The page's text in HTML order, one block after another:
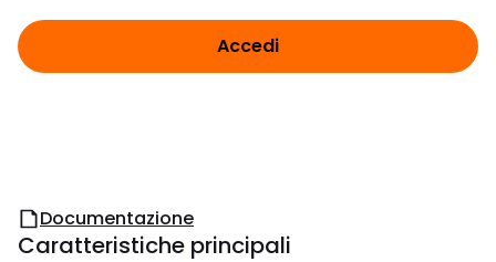
Accedi
Documentazione
Caratteristiche principali